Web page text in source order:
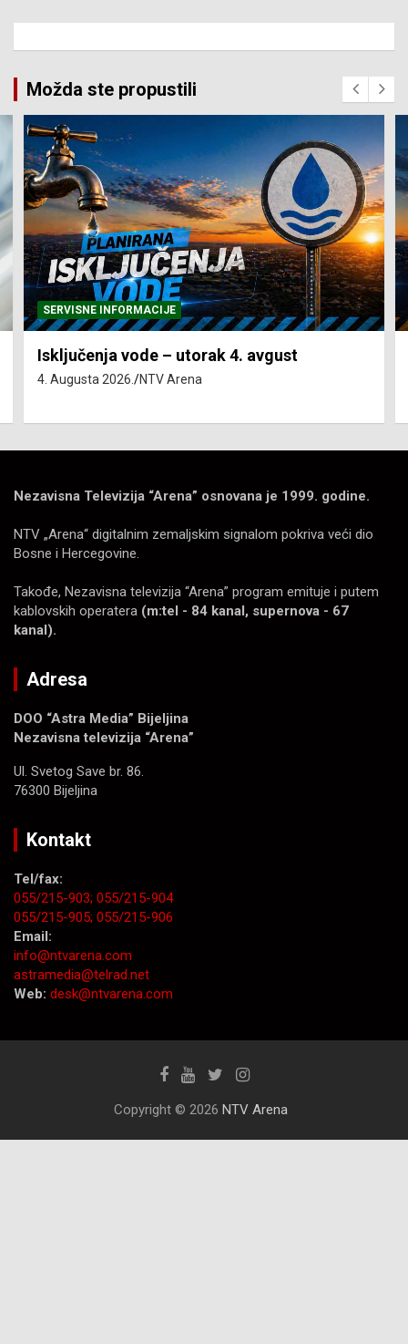
Možda ste propustili
SERVISNE INFORMACIJE
Isključenja vode – utorak 4. avgust
4. Augusta 2026. NTV Arena
Nezavisna Televizija “Arena” osnovana je 1999. godine.
NTV „Arena“ digitalnim zemaljskim signalom pokriva veći dio
Bosne i Hercegovine.
Takođe, Nezavisna televizija “Arena” program emituje i putem
kablovskih operatera (m:tel - 84 kanal, supernova - 67
kanal).
Adresa
DOO “Astra Media” Bijeljina
Nezavisna televizija “Arena”
Ul. Svetog Save br. 86.
76300 Bijeljina
Kontakt
Tel/fax:
055/215-903; 055/215-904
055/215-905; 055/215-906
Email:
info@ntvarena.com
astramedia@telrad.net
Web: desk@ntvarena.com
Copyright © 2026 NTV Arena